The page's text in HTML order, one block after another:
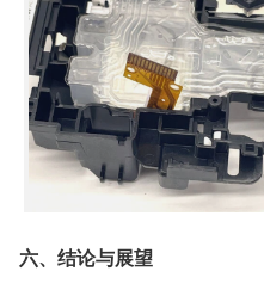
六、结论与展望